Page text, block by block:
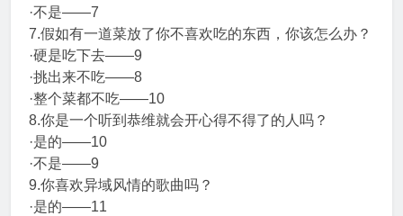
·不是——7
7.假如有一道菜放了你不喜欢吃的东西，你该怎么办？
·硬是吃下去——9
·挑出来不吃——8
·整个菜都不吃——10
8.你是一个听到恭维就会开心得不得了的人吗？
·是的——10
·不是——9
9.你喜欢异域风情的歌曲吗？
·是的——11